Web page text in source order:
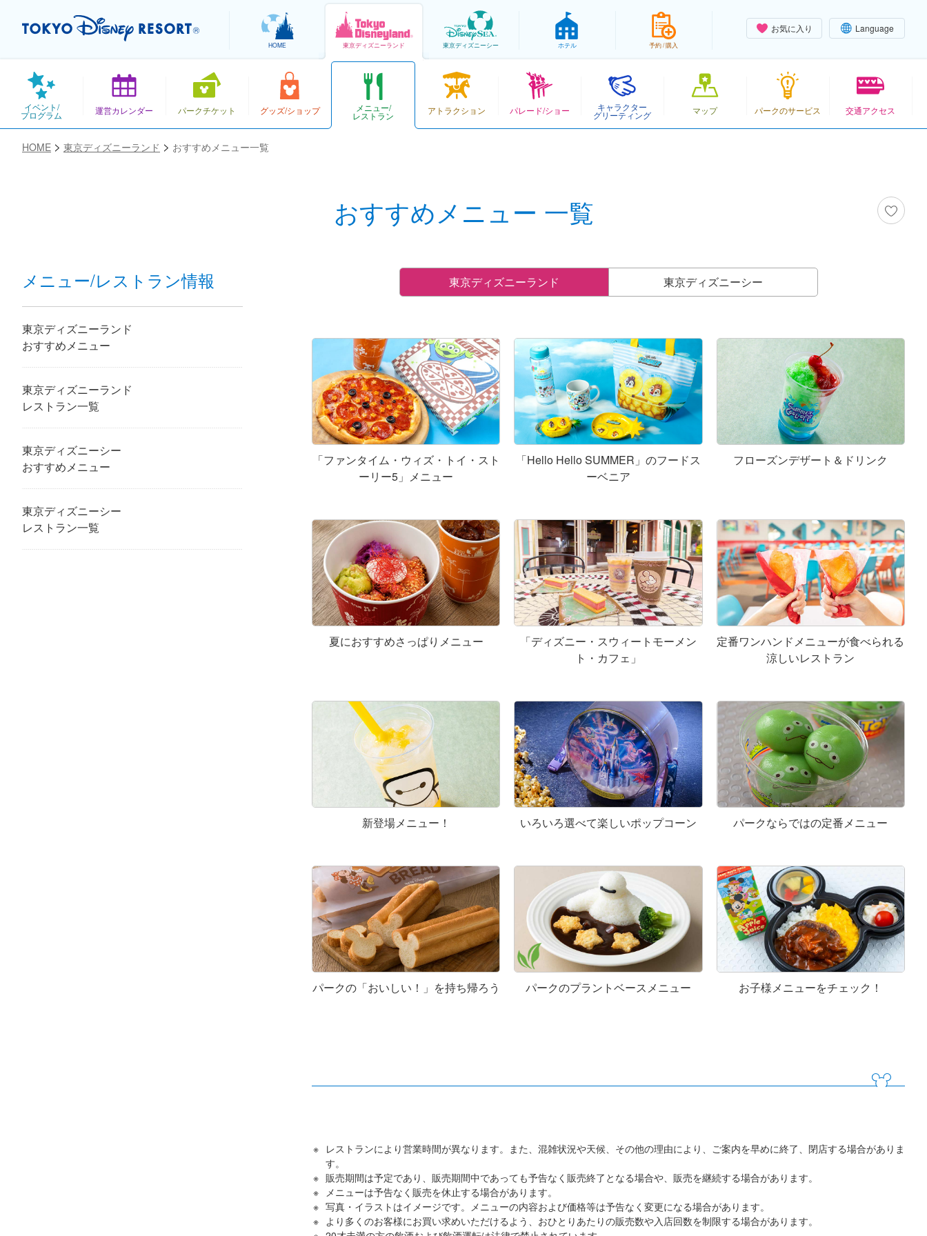
お気に入り Language
HOME 東京ディズニーランド 東京ディズニーシー ホテル 予約 / 購入
イベント/
プログラム 運営カレンダー パークチケット グッズ/ショップ メニュー/
レストラン アトラクション パレード/ショー キャラクター
グリーティング マップ パークのサービス 交通アクセス
HOME 東京ディズニーランド おすすめメニュー一覧
おすすめメニュー 一覧
東京ディズニーランド 東京ディズニーシー
「ファンタイム・ウィズ・トイ・スト
ーリー5」メニュー
「Hello Hello SUMMER」のフードス
ーベニア
フローズンデザート＆ドリンク
夏におすすめさっぱりメニュー
「ディズニー・スウィートモーメン
ト・カフェ」
定番ワンハンドメニューが食べられる
涼しいレストラン
新登場メニュー！ いろいろ選べて楽しいポップコーン パークならではの定番メニュー
パークの「おいしい！」を持ち帰ろう パークのプラントベースメニュー お子様メニューをチェック！
レストランにより営業時間が異なります。また、混雑状況や天候、その他の理由により、ご案内を早めに終了、閉店する場合がありま
す。
販売期間は予定であり、販売期間中であっても予告なく販売終了となる場合や、販売を継続する場合があります。
メニューは予告なく販売を休止する場合があります。
写真・イラストはイメージです。メニューの内容および価格等は予告なく変更になる場合があります。
より多くのお客様にお買い求めいただけるよう、おひとりあたりの販売数や入店回数を制限する場合があります。
メニュー/レストラン情報
東京ディズニーランド
おすすめメニュー
東京ディズニーランド
レストラン一覧
東京ディズニーシー
おすすめメニュー
東京ディズニーシー
レストラン一覧